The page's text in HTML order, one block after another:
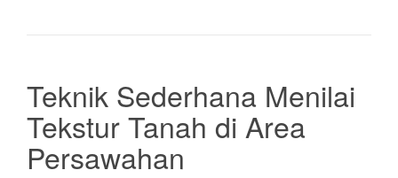
Teknik Sederhana Menilai
Tekstur Tanah di Area
Persawahan